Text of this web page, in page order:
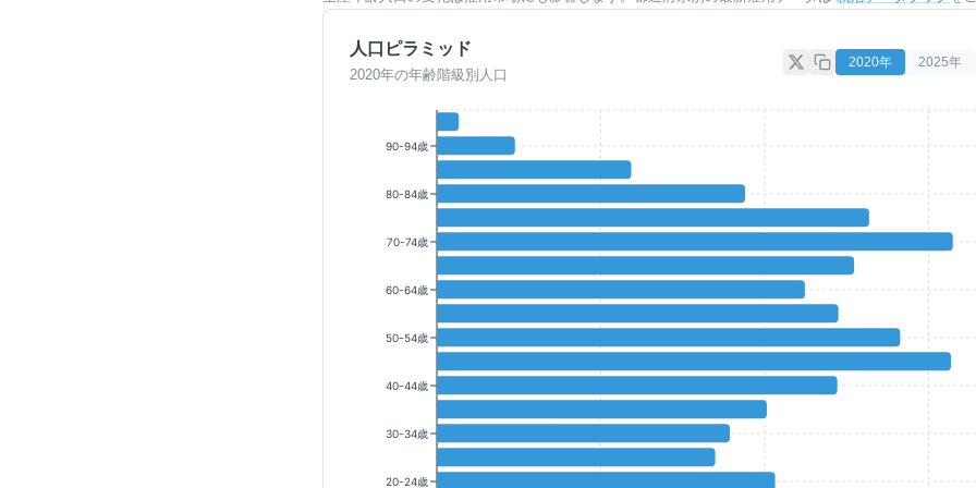
人口ピラミッド
2020年の年齢階級別人口
2020年 2025年
90-94歳
80-84歳
70-74歳
60-64歳
50-54歳
40-44歳
30-34歳
20-24歳